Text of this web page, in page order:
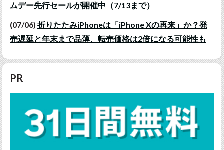
ムデー先行セールが開催中（7/13まで）
(07/06) 折りたたみiPhoneは「iPhone Xの再来」か？発
売遅延と年末まで品薄、転売価格は2倍になる可能性も
PR